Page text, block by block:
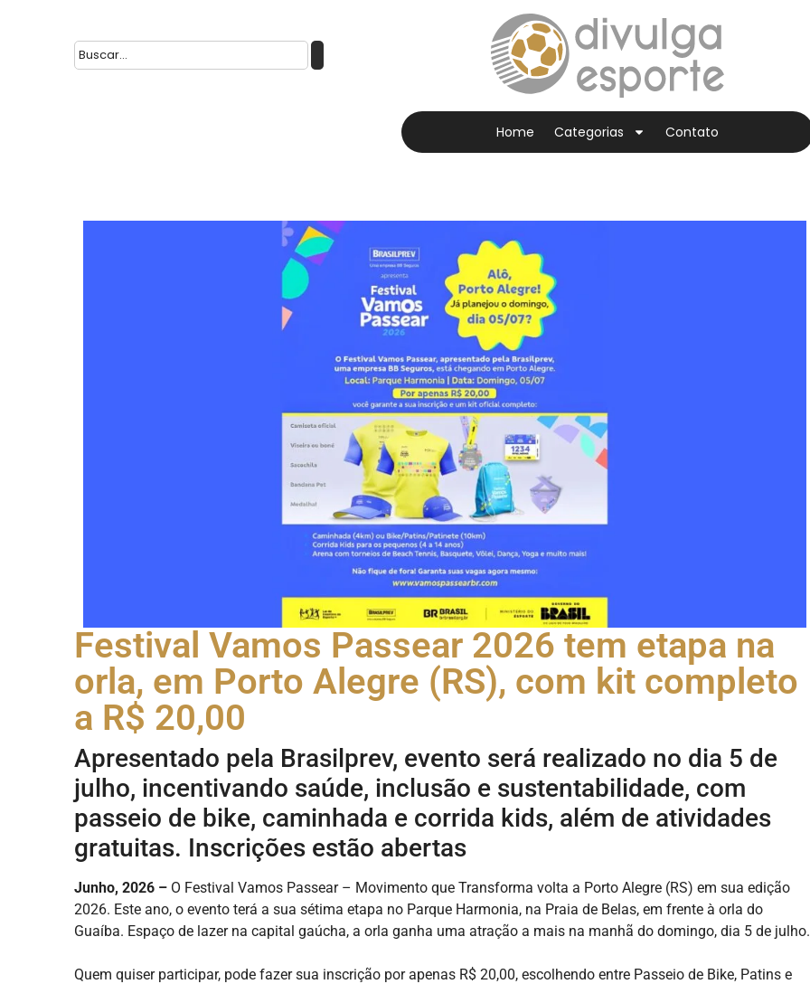
Home Categorias Contato
Festival Vamos Passear 2026 tem etapa na
orla, em Porto Alegre (RS), com kit completo
a R$ 20,00
Apresentado pela Brasilprev, evento será realizado no dia 5 de
julho, incentivando saúde, inclusão e sustentabilidade, com
passeio de bike, caminhada e corrida kids, além de atividades
gratuitas. Inscrições estão abertas
Junho, 2026 – O Festival Vamos Passear – Movimento que Transforma volta a Porto Alegre (RS) em sua edição
2026. Este ano, o evento terá a sua sétima etapa no Parque Harmonia, na Praia de Belas, em frente à orla do
Guaíba. Espaço de lazer na capital gaúcha, a orla ganha uma atração a mais na manhã do domingo, dia 5 de julho.
Quem quiser participar, pode fazer sua inscrição por apenas R$ 20,00, escolhendo entre Passeio de Bike, Patins e